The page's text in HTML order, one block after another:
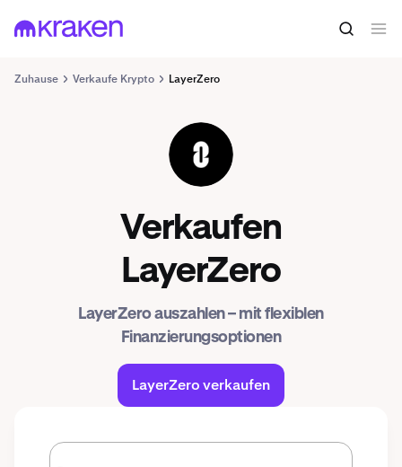
Zuhause Verkaufe Krypto LayerZero
ZRO
Verkaufen
LayerZero
LayerZero auszahlen – mit flexiblen
Finanzierungsoptionen
LayerZero verkaufen